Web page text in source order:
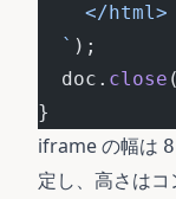
    </html>
  `
);
  doc.
close
}
iframe の幅は
定し、高さは